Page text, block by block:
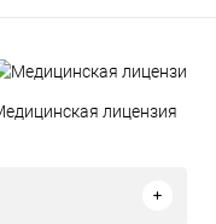
лицензия